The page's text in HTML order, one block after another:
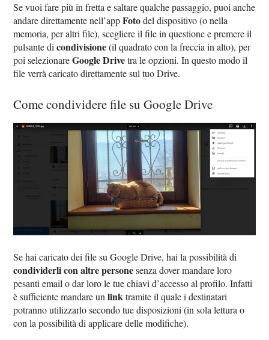
Se vuoi fare più in fretta e saltare qualche passaggio, puoi anche
andare direttamente nell’appFotodel dispositivo (o nella
memoria, per altri file), scegliere il file in questione e premere il
pulsante dicondivisione(il quadrato con la freccia in alto), per
poi selezionareGoogle Drivetra le opzioni. In questo modo il
file verrà caricato direttamente sul tuo Drive.
Come condividere file su Google Drive
Se hai caricato dei file su Google Drive, hai la possibilità di
condividerli con altre personesenza dover mandare loro
pesanti email o dar loro le tue chiavi d’accesso al profilo. Infatti
è sufficiente mandare unlinktramite il quale i destinatari
potranno utilizzarlo secondo tue disposizioni (in sola lettura o
con la possibilità di applicare delle modifiche).